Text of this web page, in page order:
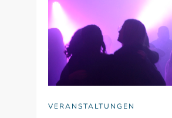
VERANSTALTUNGEN